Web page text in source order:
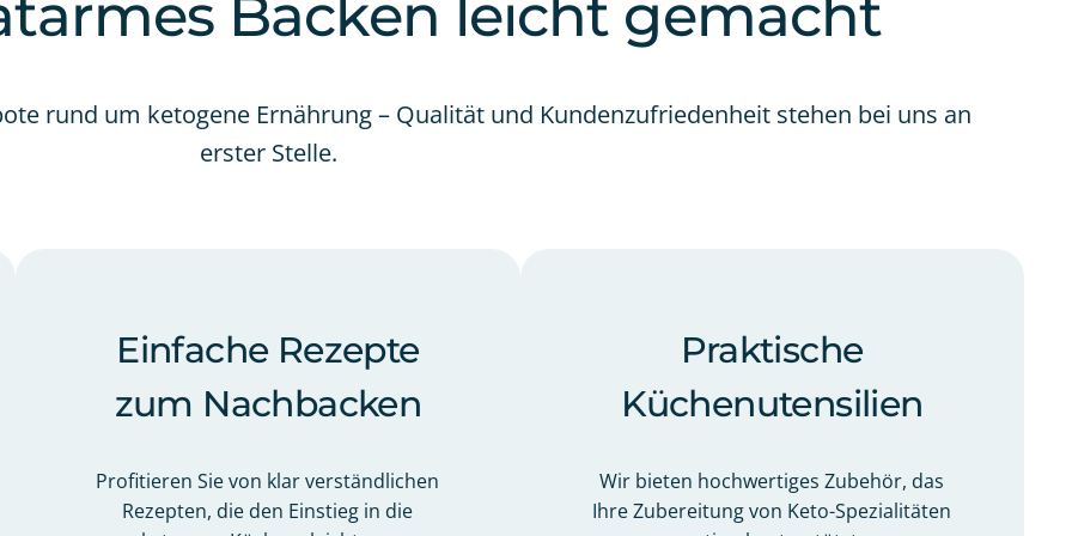
Backen leicht gemacht
rund um ketogene Ernährung – Qualität und Kundenzufriedenheit stehen bei uns an
erster Stelle.
Einfache Rezepte
zum Nachbacken
Profitieren Sie von klar verständlichen
Rezepten, die den Einstieg in die
Praktische
Küchenutensilien
Wir bieten hochwertiges Zubehör, das
Ihre Zubereitung von Keto-Spezialitäten